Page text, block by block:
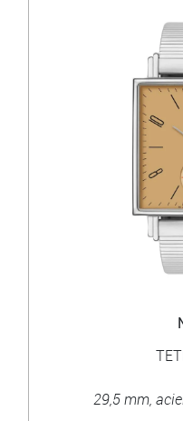
29,5 mm,